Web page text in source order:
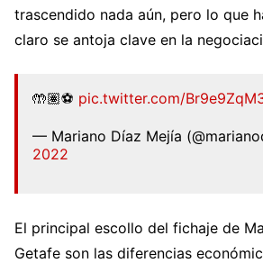
trascendido nada aún, pero lo que
claro se antoja clave en la
🤲🏽⚽️ pic.twitter.com/
— Mariano Díaz Mejía
2022
El principal escollo del fichaje de
Getafe son las diferencias